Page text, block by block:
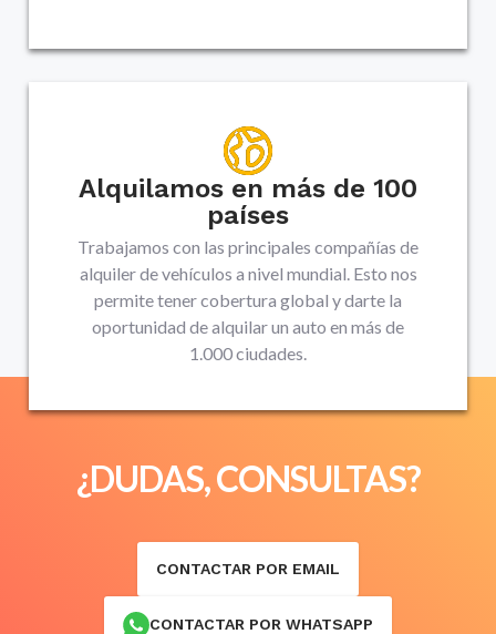
Alquilamos en más de 100
países
Trabajamos con las principales compañías de
alquiler de vehículos a nivel mundial. Esto nos
permite tener cobertura global y darte la
oportunidad de alquilar un auto en más de
1.000 ciudades.
¿DUDAS, CONSULTAS?
CONTACTAR POR EMAIL
CONTACTAR POR WHATSAPP